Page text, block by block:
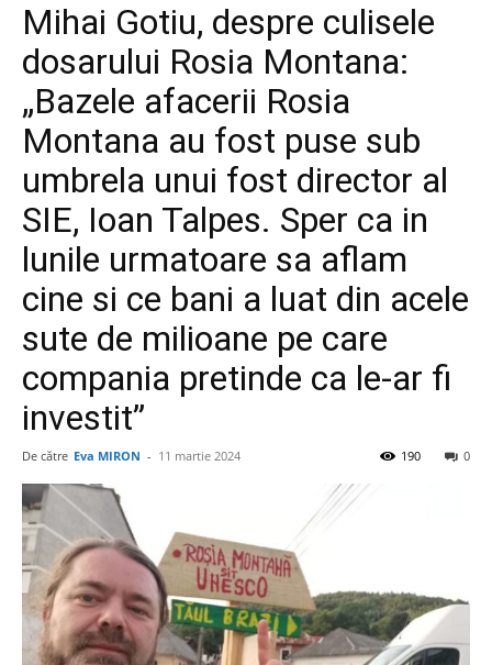
Mihai Gotiu, despre culisele
dosarului Rosia Montana:
„Bazele afacerii Rosia
Montana au fost puse sub
umbrela unui fost director al
SIE, Ioan Talpes. Sper ca in
lunile urmatoare sa aflam
cine si ce bani a luat din acele
sute de milioane pe care
compania pretinde ca le-ar fi
investit”
De către Eva MIRON - 11 martie 2024 0
190